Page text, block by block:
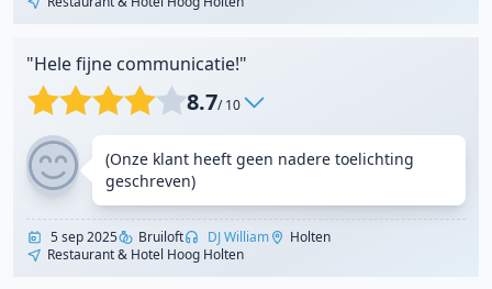
"Hele fijne communicatie!"
8.7/ 10
(Onze klant heeft geen nadere toelichting
geschreven)
5 sep 2025 Bruiloft DJ William
Holten
Restaurant & Hotel Hoog Holten